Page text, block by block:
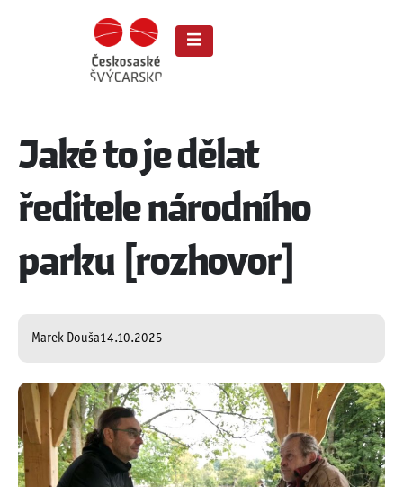
Jaké to je dělat
ředitele národního
parku [rozhovor]
Marek Douša14.10.2025